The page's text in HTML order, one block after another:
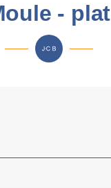
- plat